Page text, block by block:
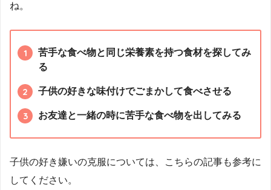
ね。
苦手な食べ物と同じ栄養素を持つ食材を探してみ
る
子供の好きな味付けでごまかして食べさせる
お友達と一緒の時に苦手な食べ物を出してみる
子供の好き嫌いの克服については、こちらの記事も参考に
してください。